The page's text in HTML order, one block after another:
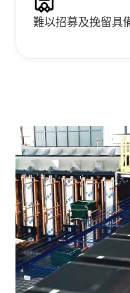
難以招募及挽留具